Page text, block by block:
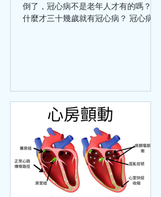
倒了，冠心病不是老年人才有的嗎？為
什麼才三十幾歲就有冠心病？ 冠心病的
此之外，炎症栓塞導致血管管腔狹窄或
閉塞也可以引起冠心病。 關於冠心病，
世界衛生組織將它分為5大類：無症狀
心肌缺血（也叫隱匿性冠心病）、心絞
痛、心肌梗死、缺血性心力衰竭（也叫
缺血性心臟病）、猝死。這5種臨床類
型，在臨床中還可以分為：穩定型冠心
病、急性冠狀動脈綜合徵。 引發冠心病
的危險因素分為：可改變的和不可改變